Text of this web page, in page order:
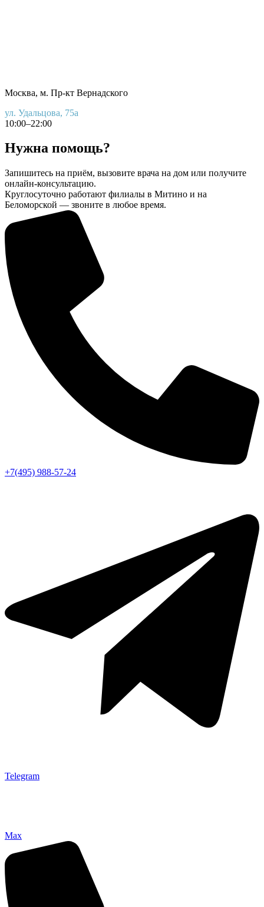
Москва, м. Пр-кт Вернадского
ул. Удальцова, 75а
10:00–22:00
Нужна помощь?
Запишитесь на приём, вызовите врача на дом или получите
онлайн-консультацию.
Круглосуточно работают филиалы в Митино и на
Беломорской — звоните в любое время.
+7(495) 988-57-24
Telegram
Max